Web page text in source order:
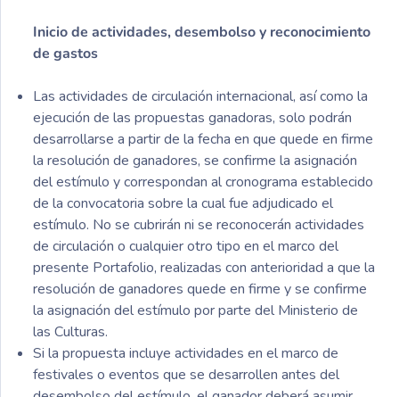
Inicio de actividades, desembolso y reconocimiento
de gastos
Las actividades de circulación internacional, así como la
ejecución de las propuestas ganadoras, solo podrán
desarrollarse a partir de la fecha en que quede en firme
la resolución de ganadores, se confirme la asignación
del estímulo y correspondan al cronograma establecido
de la convocatoria sobre la cual fue adjudicado el
estímulo. No se cubrirán ni se reconocerán actividades
de circulación o cualquier otro tipo en el marco del
presente Portafolio, realizadas con anterioridad a que la
resolución de ganadores quede en firme y se confirme
la asignación del estímulo por parte del Ministerio de
las Culturas.
Si la propuesta incluye actividades en el marco de
festivales o eventos que se desarrollen antes del